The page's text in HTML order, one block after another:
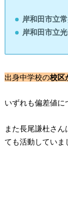
岸和田市立
岸和田市立
出身中学校の校区
いずれも偏差値に
また長尾謙杜さん
ても活動 していま